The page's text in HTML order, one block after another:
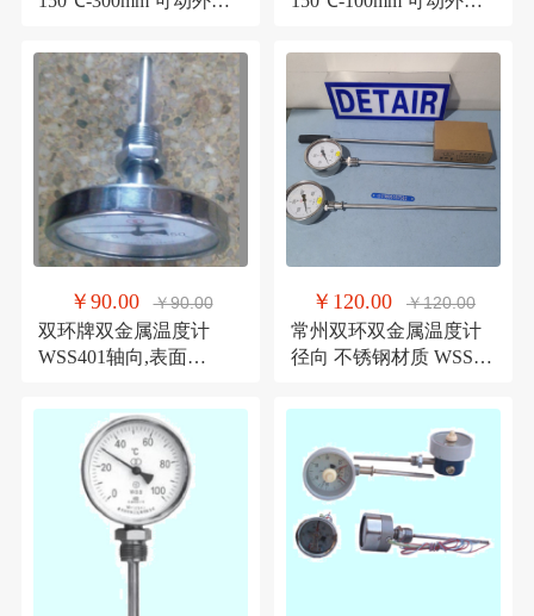
属温度计
属温度计
￥90.00 ￥90.00
双环牌双金属温度计
WSS401轴向,表面
00℃
￥120.00 ￥120.00
常州双环双金属温度计
径向 不锈钢材质 WSS-
度计